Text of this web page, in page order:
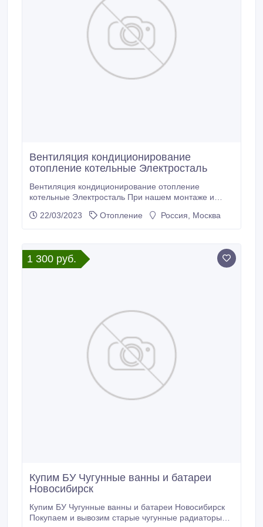
Вентиляция кондиционирование
отопление котельные Электросталь
Вентиляция кондиционирование отопление
котельные Электросталь При нашем монтаже и
работы до 100% Проектные и монтажные работы.
Оборудование по ценам заводов изготовителей
Объекты, на которых производим монтаж:
Вентиляция: Вентиляция складских помещений
22/03/2023 Отопление Россия, Москва
1 300 руб.
Купим БУ Чугунные ванны и батареи
Новосибирск
Купим БУ Чугунные ванны и батареи Новосибирск
Покупаем и вывозим старые чугунные радиаторы